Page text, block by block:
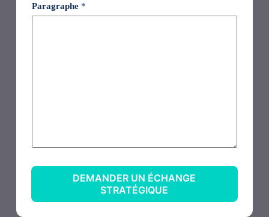
Paragraphe *
DEMANDER UN ÉCHANGE
STRATÉGIQUE